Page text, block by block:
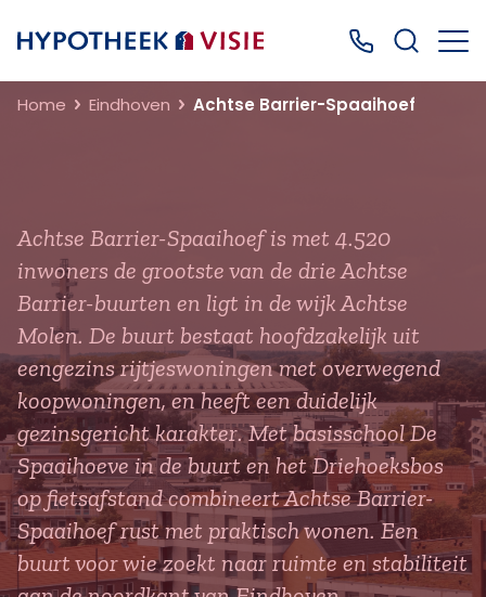
Terug naar home Bel ons: 0499
Home Eindhoven Achtse Barrier-Spaaihoef
Achtse Barrier-Spaaihoef is met 4.520
inwoners de grootste van de drie Achtse
Barrier-buurten en ligt in de wijk Achtse
Molen. De buurt bestaat hoofdzakelijk uit
eengezins rijtjeswoningen met overwegend
koopwoningen, en heeft een duidelijk
gezinsgericht karakter. Met basisschool De
Spaaihoeve in de buurt en het Driehoeksbos
op fietsafstand combineert Achtse Barrier-
Spaaihoef rust met praktisch wonen. Een
buurt voor wie zoekt naar ruimte en stabiliteit